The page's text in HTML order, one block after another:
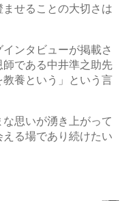
せることの大切さは
ンタビューが掲載さ
である中井準之助先
養という」という言
思いが湧き上がって
る場であり続けたい